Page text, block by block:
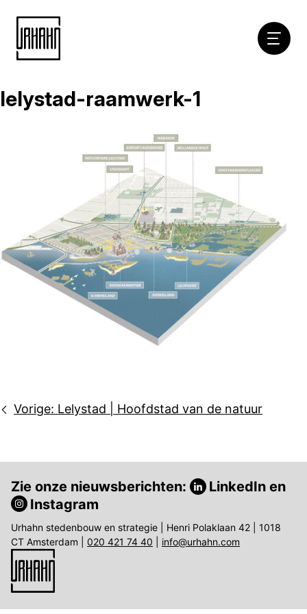
Naar
inhoud
lelystad-raamwerk-1
Bericht
Vorige: Lelystad | Hoofdstad van de natuur
Zie onze nieuwsberichten: LinkedIn en
Instagram
Urhahn stedenbouw en strategie | Henri Polaklaan 42 | 1018
CT Amsterdam | 020 421 74 40 info@urhahn.com